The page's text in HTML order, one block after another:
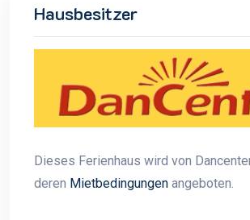
Hausbesitzer
Dieses Ferienhaus wird von
deren Mietbedingungen angeboten.